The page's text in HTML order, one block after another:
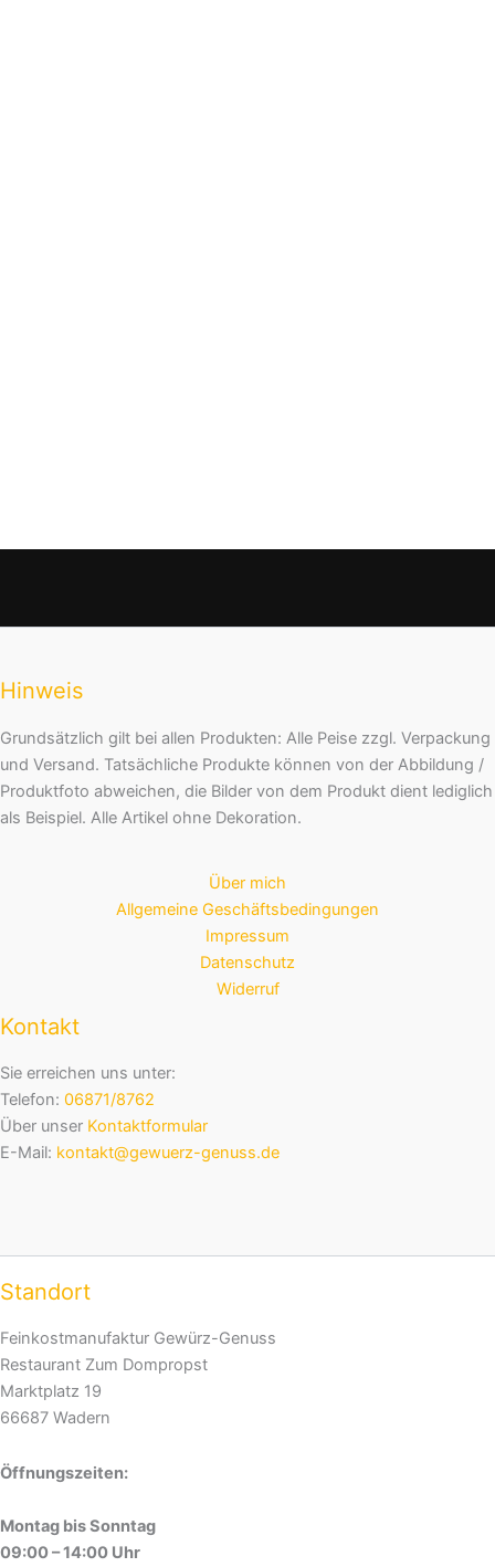
Hinweis
Grundsätzlich gilt bei allen Produkten: Alle Peise zzgl. Verpackung
und Versand. Tatsächliche Produkte können von der Abbildung /
Produktfoto abweichen, die Bilder von dem Produkt dient lediglich
als Beispiel. Alle Artikel ohne Dekoration.
Über mich
Allgemeine Geschäftsbedingungen
Impressum
Datenschutz
Widerruf
Kontakt
Sie erreichen uns unter:
Telefon: 06871/8762
Über unser Kontaktformular
E-Mail: kontakt@gewuerz-genuss.de
Standort
Feinkostmanufaktur Gewürz-Genuss
Restaurant Zum Dompropst
Marktplatz 19
66687 Wadern
Öffnungszeiten:
Montag bis Sonntag
09:00 – 14:00 Uhr